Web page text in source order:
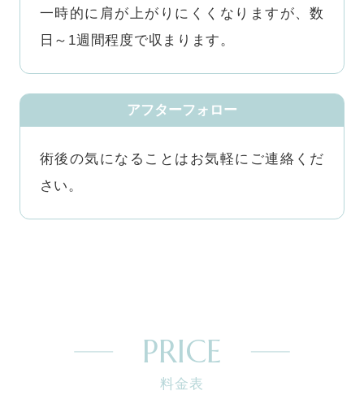
一時的に肩が上がりにくくなりますが、数
日～1週間程度で収まります。
アフターフォロー
術後の気になることはお気軽にご連絡くだ
さい。
PRICE
料金表